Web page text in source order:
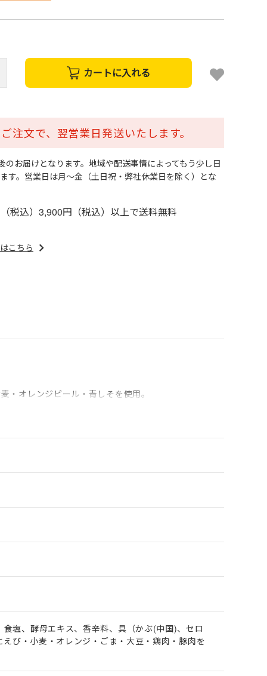
カートに入れる
注文で、翌営業日発送いたします。
のお届けとなります。地域や配送事情によってもう少し日
す。営業日は月～金（土日祝・弊社休業日を除く）とな
税込）3,900円（税込）以上で送料無料
こちら
・オレンジピール・青しそを使用。
塩、酵母エキス、香辛料、具（かぶ(中国)、セロ
び・小麦・オレンジ・ごま・大豆・鶏肉・豚肉を